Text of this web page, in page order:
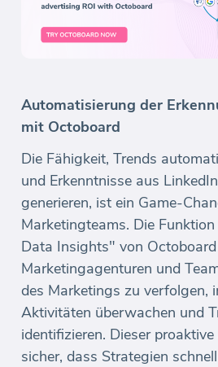
Automatisierung der
mit Octoboard
Die Fähigkeit, Trends
und Erkenntnisse aus
generieren, ist ein Game-
Marketingteams. Die
Data Insights" von
Marketingagenturen und
des Marketings zu verfolgen,
Aktivitäten überwachen und
identifizieren. Dieser
sicher, dass Strategien